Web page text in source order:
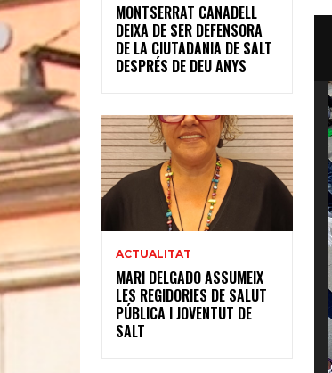
MONTSERRAT CANADELL
DEIXA DE SER DEFENSORA
DE LA CIUTADANIA DE SALT
DESPRÉS DE DEU ANYS
ACTUALITAT
MARI DELGADO ASSUMEIX
LES REGIDORIES DE SALUT
PÚBLICA I JOVENTUT DE
SALT